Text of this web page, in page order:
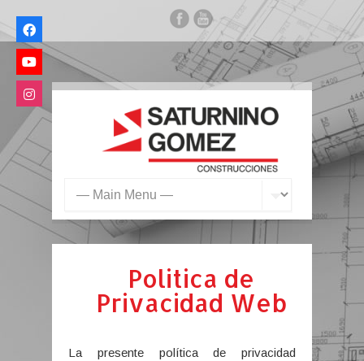
Politica de
Privacidad Web
La presente política de privacidad